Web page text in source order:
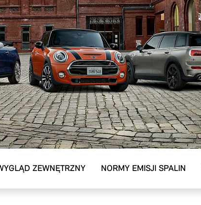
ZEWNĘTRZNY NORMY EMISJI SPALIN